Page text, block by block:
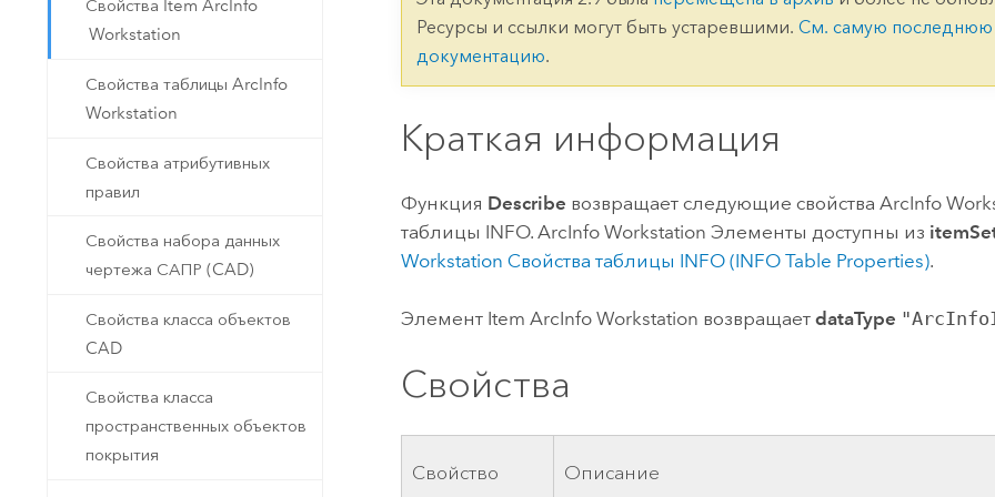
Фундаментальная система для
ГИС и картографии
Технология Developer
Создание картографических
Все продукты
Все отрасли
технологий
Свойства Item ArcInfo
Workstation
Свойства таблицы ArcInfo
Workstation
Свойства атрибутивных
правил
Свойства набора данных
чертежа САПР (CAD)
Свойства класса объектов
CAD
Свойства класса
пространственных объектов
покрытия
Ресурсы и ссылки могут быть устаревшими.См. самую последнюю
документацию.
Краткая информация
Функция Describe возвращает следующие свойстваArcInfo
таблицы INFO.ArcInfo Workstation Элементы доступны из
Workstation Свойства таблицы INFO (INFO Table Properties).
Элемент ItemArcInfo Workstation возвращаетdataType
Свойства
Свойство Описание